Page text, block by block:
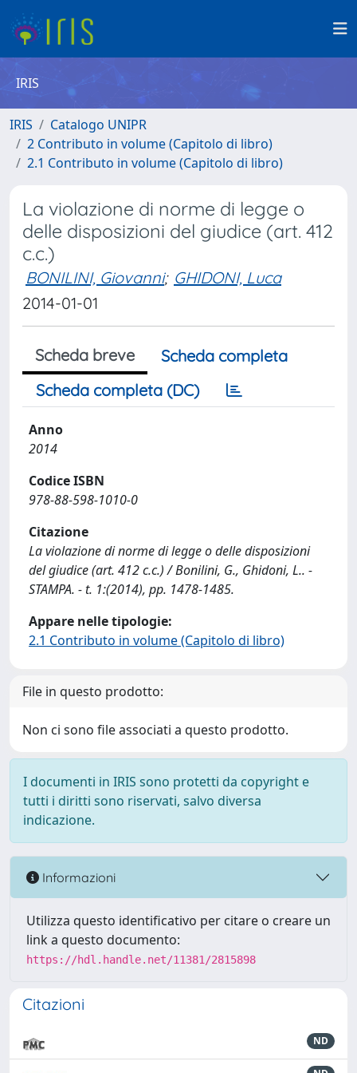
IRIS
IRIS
Catalogo UNIPR
2 Contributo in volume (Capitolo di libro)
2.1 Contributo in volume (Capitolo di libro)
La violazione di norme di legge o
delle disposizioni del giudice (art. 412
c.c.)
BONILINI, Giovanni; GHIDONI, Luca
2014-01-01
Scheda breve
Scheda completa
Scheda completa (DC)
Anno
2014
Codice ISBN
978-88-598-1010-0
Citazione
La violazione di norme di legge o delle disposizioni
del giudice (art. 412 c.c.) / Bonilini, G., Ghidoni, L.. -
STAMPA. - t. 1:(2014), pp. 1478-1485.
Appare nelle tipologie:
2.1 Contributo in volume (Capitolo di libro)
File in questo prodotto:
Non ci sono file associati a questo prodotto.
I documenti in IRIS sono protetti da copyright e
tutti i diritti sono riservati, salvo diversa
indicazione.
Informazioni
Utilizza questo identificativo per citare o creare un
link a questo documento:
https://hdl.handle.net/11381/2815898
Citazioni
ND